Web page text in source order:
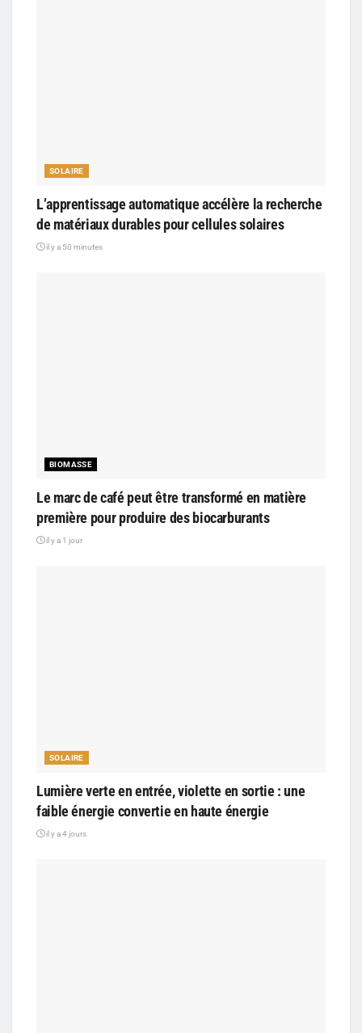
SOLAIRE
L’apprentissage automatique accélère la recherche
de matériaux durables pour cellules solaires
il y a 50 minutes
BIOMASSE
Le marc de café peut être transformé en matière
première pour produire des biocarburants
il y a 1 jour
SOLAIRE
Lumière verte en entrée, violette en sortie : une
faible énergie convertie en haute énergie
il y a 4 jours